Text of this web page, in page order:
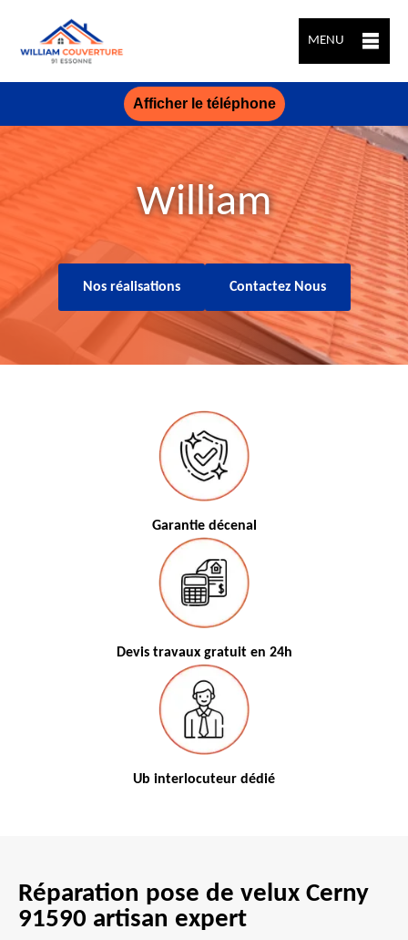
MENU
Afficher le téléphone
William
Nos réalisations Contactez Nous
Garantie décenal
Devis travaux gratuit en 24h
Ub interlocuteur dédié
Réparation pose de velux Cerny
91590 artisan expert